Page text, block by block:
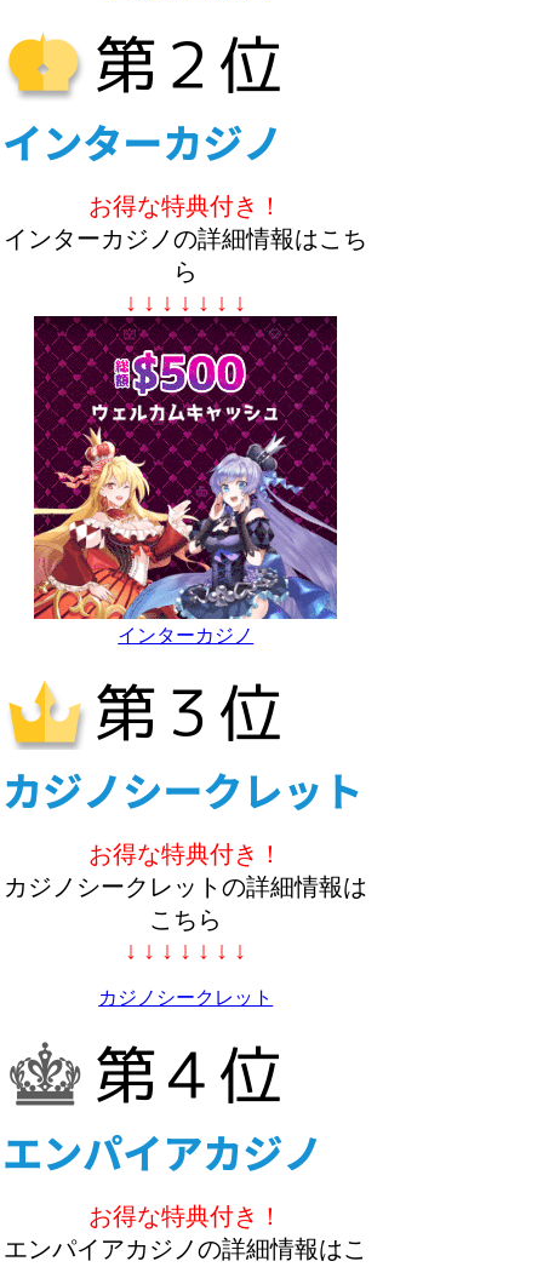
お得な特典付き！
インターカジノの詳細情報はこち
ら
↓ ↓ ↓ ↓ ↓ ↓ ↓
インターカジノ
お得な特典付き！
カジノシークレットの詳細情報は
こちら
↓ ↓ ↓ ↓ ↓ ↓ ↓
カジノシークレット
お得な特典付き！
エンパイアカジノの詳細情報はこ